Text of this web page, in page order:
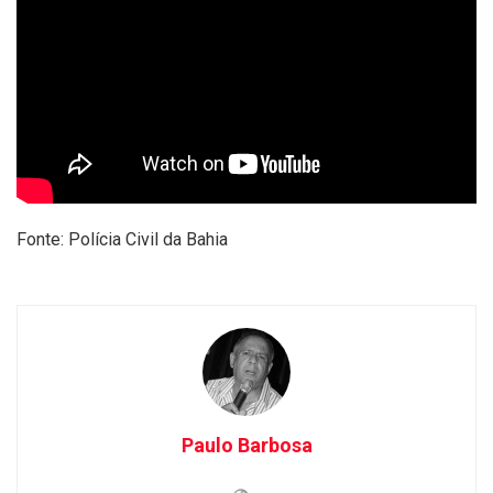
Fonte: Polícia Civil da Bahia
Paulo Barbosa